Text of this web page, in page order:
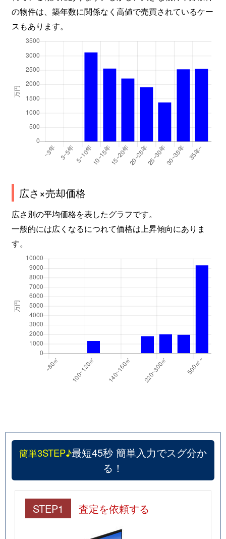
の物件は、築年数に関係なく高値で売買されているケー
スもあります。
広さ×売却価格
広さ別の平均価格を表したグラフです。
一般的には広くなるにつれて価格は上昇傾向にありま
す。
簡単3STEP♪最短45秒 簡単入力でスグ分か
る！
STEP1 査定を依頼する